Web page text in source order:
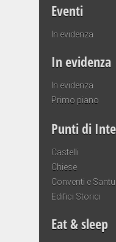
Eventi
In evidenza
In evidenza
In evidenza
Primo piano
Punti di
Castelli
Chiese
Conventi e
Edifici Storici
Eat & sleep